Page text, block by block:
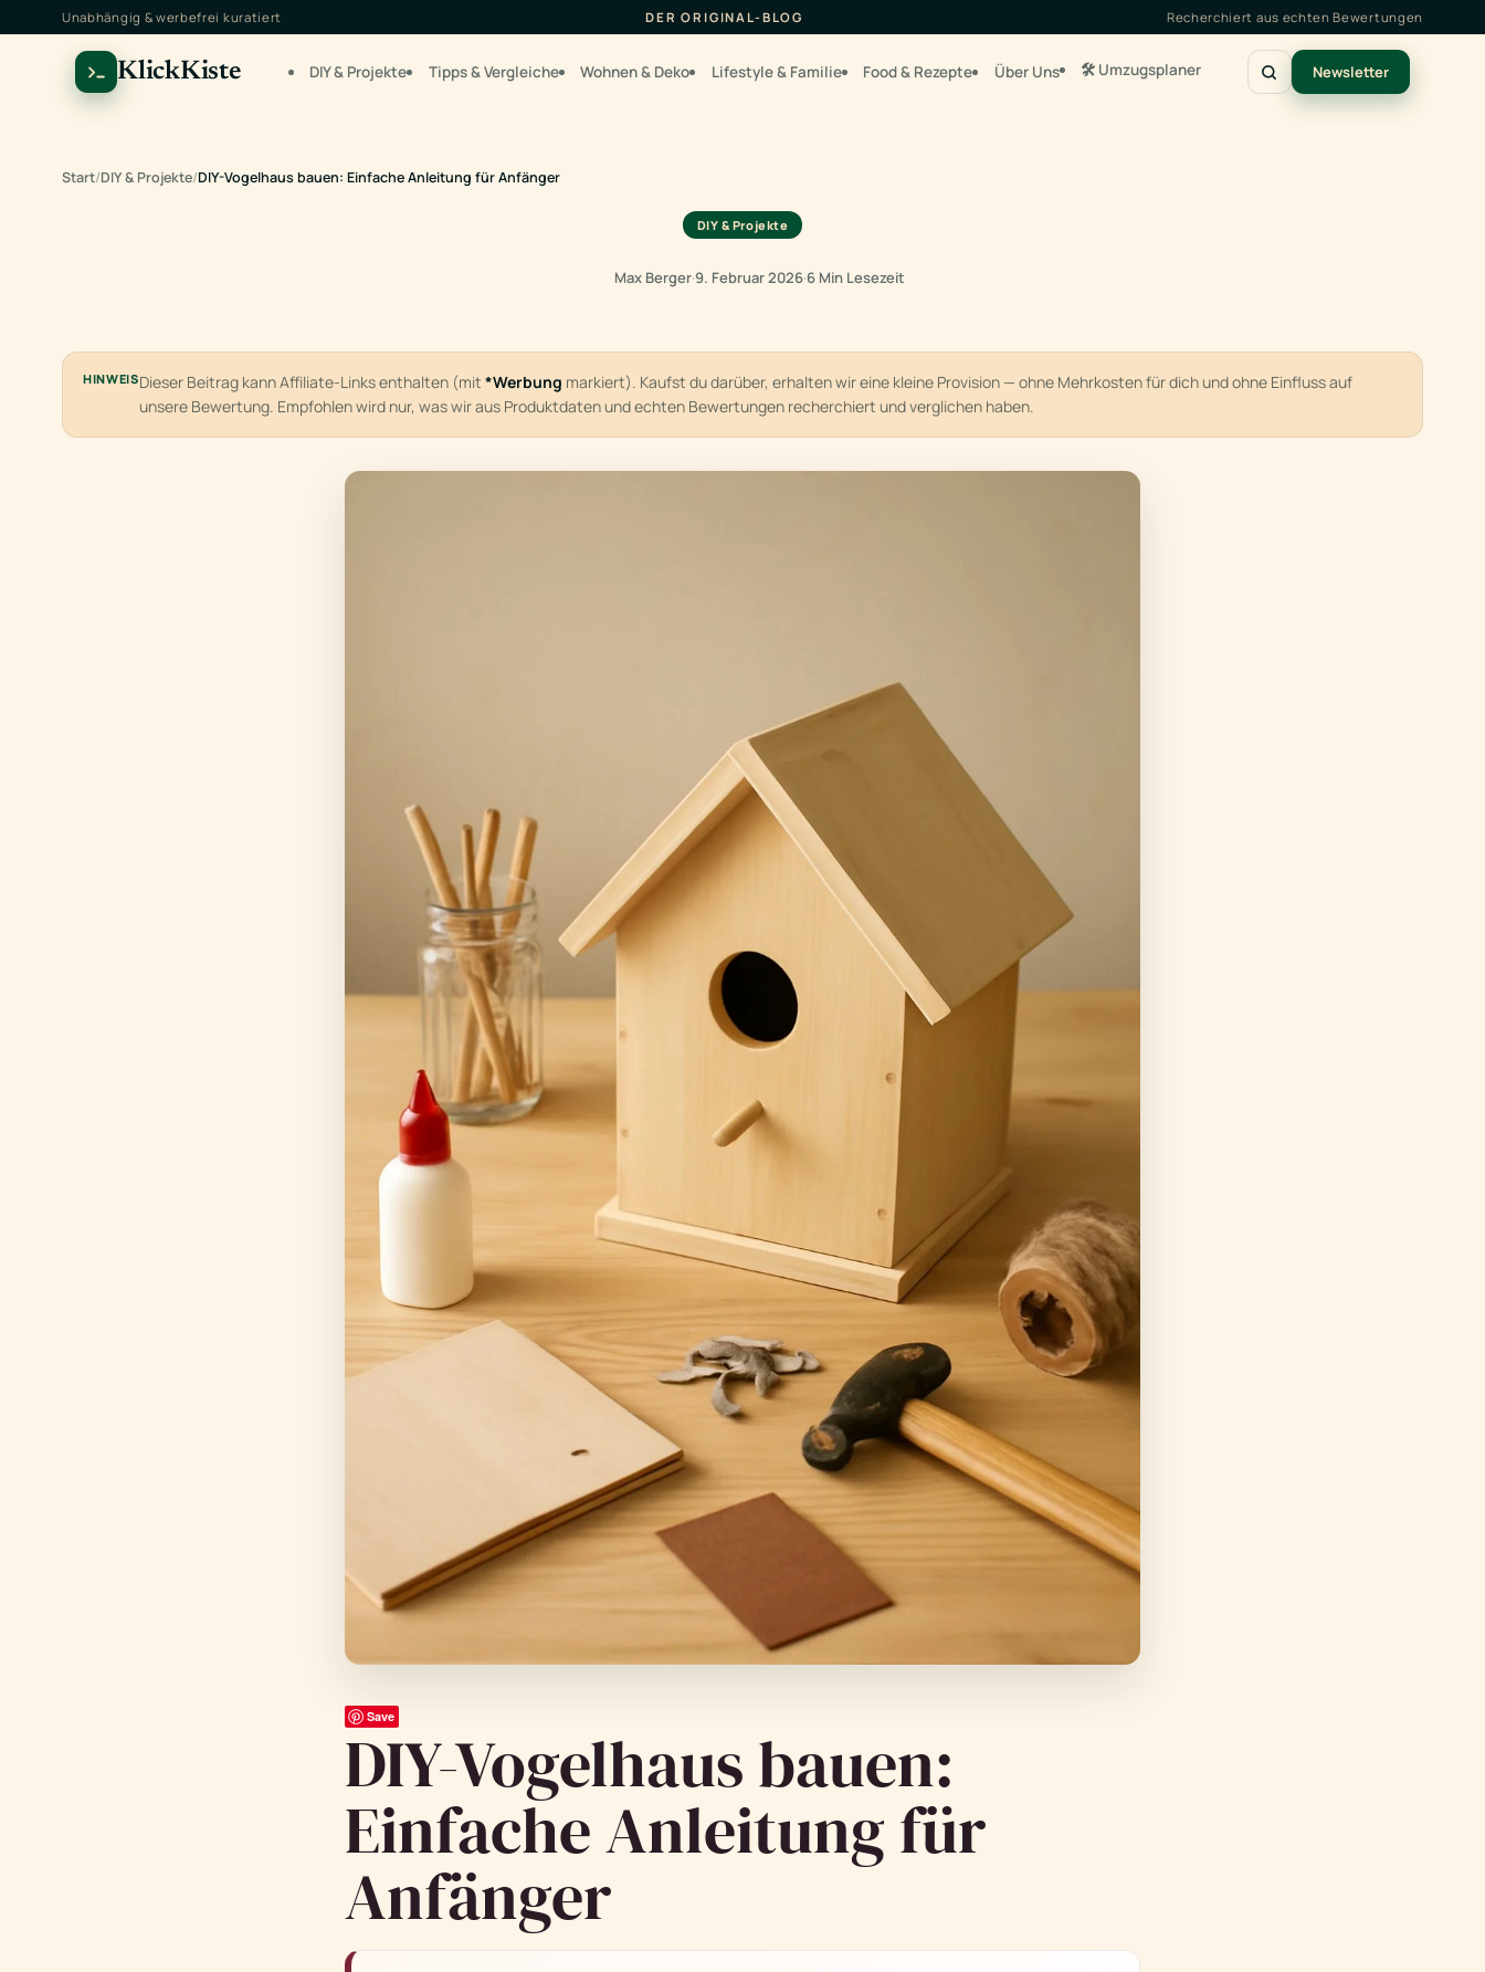
Unabhängig & werbefrei kuratiert DER ORIGINAL-BLOG Recherchiert aus echten Bewertungen
KlickKiste DIY & Projekte Tipps & Vergleiche Wohnen & Deko Lifestyle & Familie Food & Rezepte Über Uns 🛠️ Umzugsplaner Newsletter
Start/DIY & Projekte/DIY-Vogelhaus bauen: Einfache Anleitung für Anfänger
DIY & Projekte
Max Berger·9. Februar 2026·6 Min Lesezeit
HINWEISDieser Beitrag kann Affiliate-Links enthalten (mit *Werbung markiert). Kaufst du darüber, erhalten wir eine kleine Provision — ohne Mehrkosten für dich und ohne Einfluss auf
unsere Bewertung. Empfohlen wird nur, was wir aus Produktdaten und echten Bewertungen recherchiert und verglichen haben.
Save
DIY-Vogelhaus bauen:
Einfache Anleitung für
Anfänger